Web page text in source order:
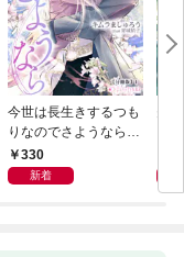
今世は長生きするつも
りなのでさようなら
【分冊版】1
330
新着